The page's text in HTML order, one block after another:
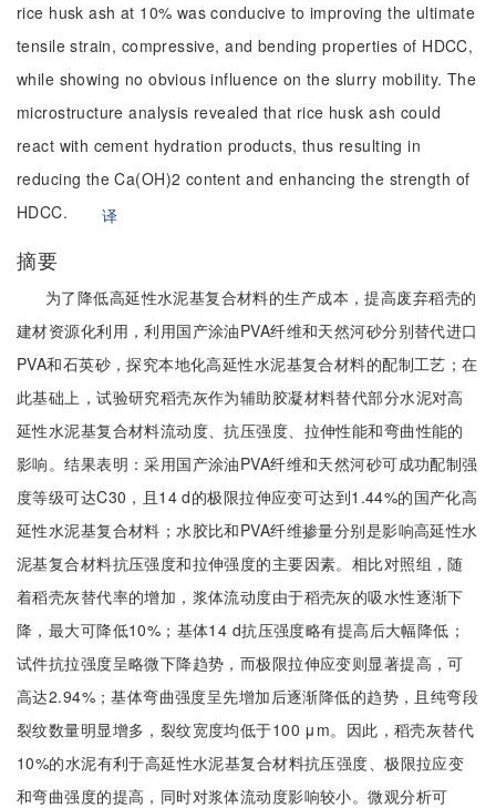
rice husk ash at 10% was conducive to improving the ultimate
tensile strain, compressive, and bending properties of HDCC,
while showing no obvious influence on the slurry mobility. The
microstructure analysis revealed that rice husk ash could
react with cement hydration products, thus resulting in
reducing the Ca(OH)2 content and enhancing the strength of
HDCC.
译
摘要
为了降低高延性水泥基复合材料的生产成本，提高废弃稻壳的
建材资源化利用，利用国产涂油PVA纤维和天然河砂分别替代进口
PVA和石英砂，探究本地化高延性水泥基复合材料的配制工艺；在
此基础上，试验研究稻壳灰作为辅助胶凝材料替代部分水泥对高
延性水泥基复合材料流动度、抗压强度、拉伸性能和弯曲性能的
影响。结果表明：采用国产涂油PVA纤维和天然河砂可成功配制强
度等级可达C30，且14 d的极限拉伸应变可达到1.44%的国产化高
延性水泥基复合材料；水胶比和PVA纤维掺量分别是影响高延性水
泥基复合材料抗压强度和拉伸强度的主要因素。相比对照组，随
着稻壳灰替代率的增加，浆体流动度由于稻壳灰的吸水性逐渐下
降，最大可降低10%；基体14 d抗压强度略有提高后大幅降低；
试件抗拉强度呈略微下降趋势，而极限拉伸应变则显著提高，可
高达2.94%；基体弯曲强度呈先增加后逐渐降低的趋势，且纯弯段
裂纹数量明显增多，裂纹宽度均低于100 μm。因此，稻壳灰替代
10%的水泥有利于高延性水泥基复合材料抗压强度、极限拉应变
和弯曲强度的提高，同时对浆体流动度影响较小。微观分析可